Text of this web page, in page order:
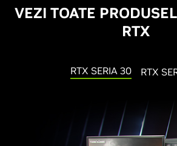
VEZI TOATE
RTX
RTX SERIA 30 RTX